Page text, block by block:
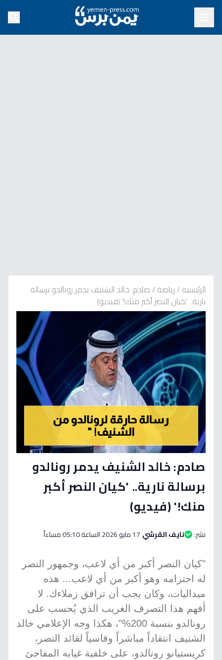
الرئيسية/رياضة/صادم: خالد الشنيف يدمر رونالدو برسالة
نارية.. 'كيان النصر أكبر منك!' (فيديو)
صادم: خالد الشنيف يدمر رونالدو
برسالة نارية.. 'كيان النصر أكبر
منك!' (فيديو)
نشر: نايف القرشي 17 مايو 2026 الساعة 05:10 مساءاً
"كيان النصر أكبر من أي لاعب، وجمهور النصر
له احترامه وهو أكبر من أي لاعب... هذه
ميداليات، وكان يجب أن ترافق زملاءك. لا
أفهم هذا التصرف الغريب الذي يُحسب على
رونالدو بنسبة 200%"، هكذا وجه الإعلامي خالد
الشنيف انتقاداً مباشراً وقاسياً لقائد النصر،
كريستيانو رونالدو، على خلفية غيابه المفاجئ